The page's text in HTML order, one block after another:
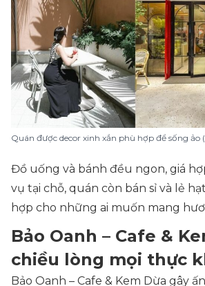
Quán được decor xinh xắn phù hợp để sống ảo
Đồ uống và bánh đều ngon, giá
vụ tại chỗ, quán còn bán sỉ và lẻ
hợp cho những ai muốn mang
Bảo Oanh – Cafe &
chiều lòng mọi thực
Bảo Oanh – Cafe & Kem Dừa gây